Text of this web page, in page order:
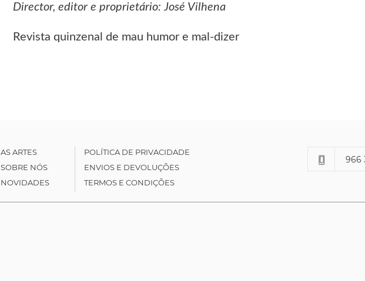
Director, editor e proprietário: José Vilhena
Revista quinzenal de mau humor e mal-dizer
AS ARTES
SOBRE NÓS
NOVIDADES
POLÍTICA DE PRIVACIDADE
ENVIOS E DEVOLUÇÕES
TERMOS E CONDIÇÕES
966